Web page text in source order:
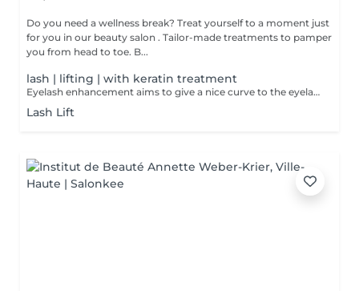
Do you need a wellness break? Treat yourself to a moment just
for you in our beauty salon . Tailor-made treatments to pamper
you from head to toe. B...
lash | lifting | with keratin treatment
Eyelash enhancement aims to give a nice curve to the eyelashes, while keeping a natural appearance. This opens up the look and gives it softness. Unlike perms, the enhancement works the base of the eyelashes. Botox which allows you to curl your eyelashes while revitalizing them. The keratin treatment strengthens the lashes from within.
Lash Lift